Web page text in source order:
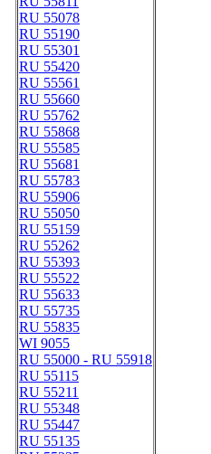
RU 55078
RU 55190
RU 55301
RU 55420
RU 55561
RU 55660
RU 55762
RU 55868
RU 55585
RU 55681
RU 55783
RU 55906
RU 55050
RU 55159
RU 55262
RU 55393
RU 55522
RU 55633
RU 55735
RU 55835
WI 9055
RU 55000 - RU 55918
RU 55115
RU 55211
RU 55348
RU 55447
RU 55135